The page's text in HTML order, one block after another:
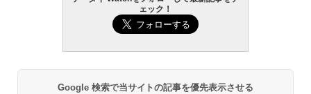
ェック！
Google 検索で当サイトの記事を優先表示させる